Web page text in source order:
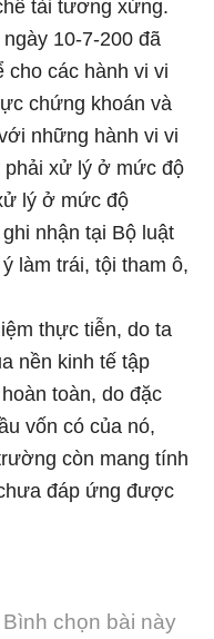
tài tương xứng.
10-7-200 đã
cho các hành vi vi
chứng khoán và
những hành vi vi
phải xử lý ở mức độ
lý ở mức độ
nhận tại Bộ luật
làm trái, tội tham ô,
thực tiễn, do ta
nền kinh tế tập
toàn, do đặc
vốn có của nó,
còn mang tính
đáp ứng được
Bình chọn bài này